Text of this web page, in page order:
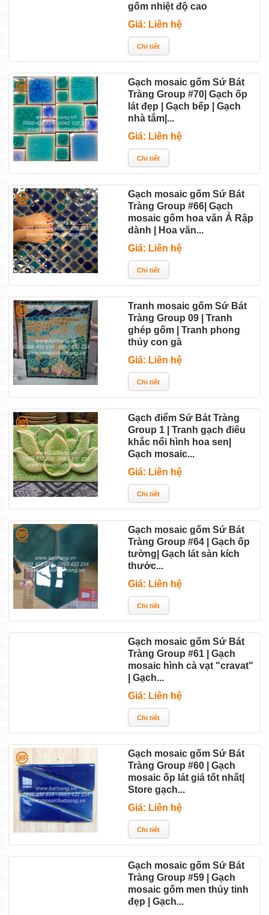
gốm nhiệt độ cao
Giá: Liên hệ
Gạch mosaic gốm Sứ Bát
Tràng Group #70| Gạch ốp
lát đẹp | Gạch bếp | Gạch
nhà tắm|...
Giá: Liên hệ
Gạch mosaic gốm Sứ Bát
Tràng Group #66| Gạch
mosaic gốm hoa văn Ả Rập
dành | Hoa văn...
Giá: Liên hệ
Tranh mosaic gốm Sứ Bát
Tràng Group 09 | Tranh
ghép gốm | Tranh phong
thủy con gà
Giá: Liên hệ
Gạch điểm Sứ Bát Tràng
Group 1 | Tranh gạch điêu
khắc nổi hình hoa sen|
Gạch mosaic...
Giá: Liên hệ
Gạch mosaic gốm Sứ Bát
Tràng Group #64 | Gạch ốp
tường| Gạch lát sàn kích
thước...
Giá: Liên hệ
Gạch mosaic gốm Sứ Bát
Tràng Group #61 | Gạch
mosaic hình cà vạt "cravat"
| Gạch...
Giá: Liên hệ
Gạch mosaic gốm Sứ Bát
Tràng Group #60 | Gạch
mosaic ốp lát giá tốt nhất|
Store gạch...
Giá: Liên hệ
Gạch mosaic gốm Sứ Bát
Tràng Group #59 | Gạch
mosaic gốm men thủy tinh
đẹp | Gạch...